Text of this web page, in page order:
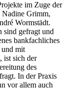
im Zuge der
Nadine Grimm,
Wormstädt.
sind gefragt und
bankfachliches
und mit
ist sich der
des
In der Praxis
vor allem auch